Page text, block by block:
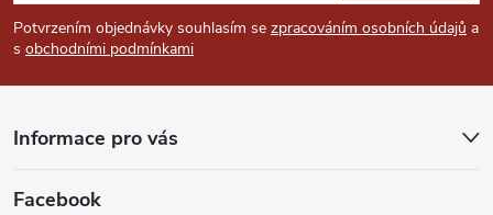
p
a
Potvrzením objednávky souhlasím se zpracováním osobních údajů a
s obchodními podmínkami
Informace pro vás
Facebook